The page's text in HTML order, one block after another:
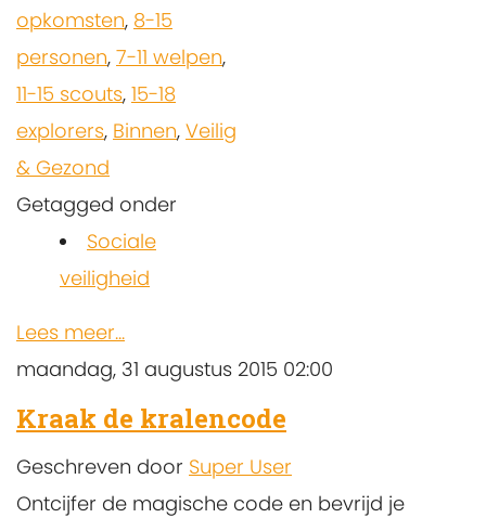
opkomsten, 8-15
personen, 7-11 welpen,
11-15 scouts, 15-18
explorers, Binnen, Veilig
& Gezond
Getagged onder
Sociale
veiligheid
Lees meer...
maandag, 31 augustus 2015 02:00
Kraak de kralencode
Geschreven door Super User
Ontcijfer de magische code en bevrijd je